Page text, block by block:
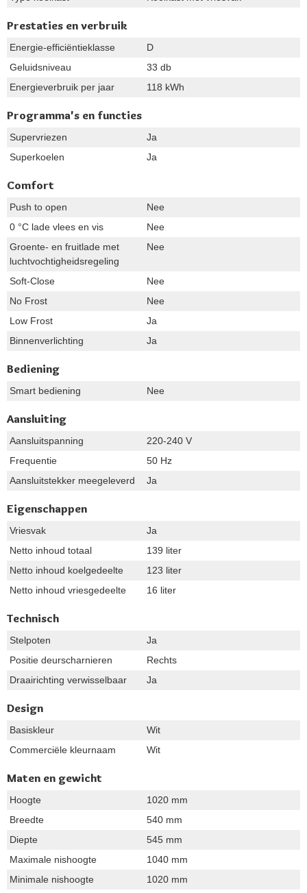
Prestaties en verbruik
Energie-efficiëntieklasse
D
Geluidsniveau
33 db
Energieverbruik per jaar
118 kWh
Programma's en functies
Supervriezen
Ja
Superkoelen
Ja
Comfort
Push to open
Nee
0 °C lade vlees en vis
Nee
Groente- en fruitlade met
luchtvochtigheidsregeling
Nee
Soft-Close
Nee
No Frost
Nee
Low Frost
Ja
Binnenverlichting
Ja
Bediening
Smart bediening Nee
Aansluiting
Aansluitspanning
220-240 V
Frequentie
50 Hz
Aansluitstekker meegeleverd
Ja
Eigenschappen
Vriesvak
Ja
Netto inhoud totaal
139 liter
Netto inhoud koelgedeelte
123 liter
Netto inhoud vriesgedeelte
16 liter
Technisch
Stelpoten
Ja
Positie deurscharnieren
Rechts
Draairichting verwisselbaar
Ja
Design
Basiskleur
Wit
Commerciële kleurnaam
Wit
Maten en gewicht
Hoogte
1020 mm
Breedte
540 mm
Diepte
545 mm
Maximale nishoogte
1040 mm
Minimale nishoogte
1020 mm